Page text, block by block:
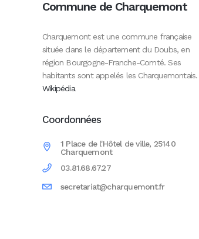
Commune de Charquemont
Charquemont est une commune française
située dans le département du Doubs, en
région Bourgogne-Franche-Comté. Ses
habitants sont appelés les Charquemontais.
Wikipédia
Coordonnées
1 Place de l'Hôtel de ville, 25140
Charquemont
03.81.68.67.27
secretariat@charquemont.fr